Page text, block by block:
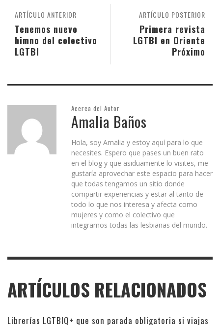
ARTÍCULO POSTERIOR
Primera revista
LGTBI en Oriente
Próximo
ARTÍCULO ANTERIOR
Tenemos nuevo
himno del colectivo
LGTBI
Acerca del Autor
Amalia Baños
Hola, soy Amalia y estoy aquí para lo que
necesites. Espero que pases un buen rato
en el blog y que asiduamente lo visites, me
gustaría aprovechar este espacio para hacer
que todas tengamos un sitio donde
compartir experiencias y estar al tanto de
todo lo que nos interesa y afecta como
mujeres y como el colectivo que
integramos todas las lesbianas del mundo.
ARTÍCULOS RELACIONADOS
Librerías LGTBIQ+ que son parada obligatoria si viajas